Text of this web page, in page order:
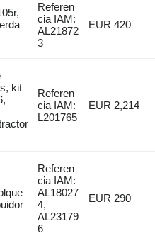
Referen
cia IAM:
AL21872
3
EUR 420
kit
Referen
cia IAM:
L201765
EUR 2,214
Referen
cia IAM:
AL18027
4,
AL23179
6
EUR 290